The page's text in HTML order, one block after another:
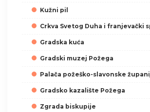
Kužni pil
Crkva Svetog Duha i franjevački
Gradska kuća
Gradski muzej Požega
Palača požeško-slavonske
Gradsko kazalište Požega
Zgrada biskupije